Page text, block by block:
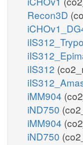
Recon3D
iIS312
iMM904
iND750
iMM904
iND750